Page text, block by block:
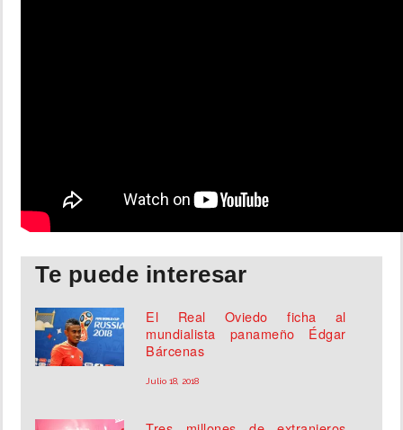
Te puede interesar
El Real Oviedo ficha al
mundialista panameño Édgar
Bárcenas
Julio 18, 2018